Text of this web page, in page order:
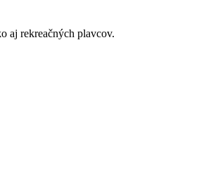
aj rekreačných plavcov.